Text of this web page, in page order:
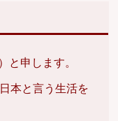
と申します。
本と言う生活を